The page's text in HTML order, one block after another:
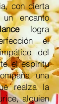
con cierta
encanto
logra
el
del
el espíritu
una
realza la
alguien